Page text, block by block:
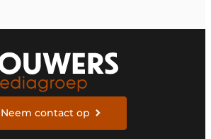
contact op